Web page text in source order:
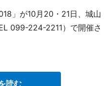
」が10月20・21日、城山
099-224-2211）で開催さ
読む